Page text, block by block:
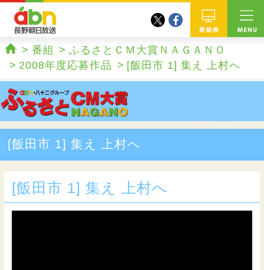
twitterfacebook
ホーム
番組
ふるさとＣＭ大賞ＮＡＧＡＮＯ
2008年度応募作品
[飯田市 1] 集え 上村へ
[飯田市 1] 集え 上村へ
[飯田市 1] 集え 上村へ